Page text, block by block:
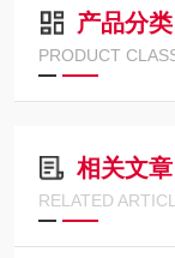
产品分类
PRODUCT
相关文章
RELATED